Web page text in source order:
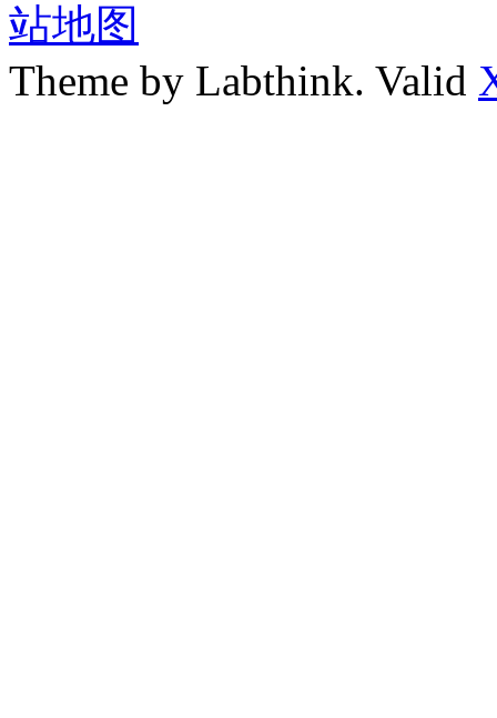
站地图
Theme by Labthink. Valid